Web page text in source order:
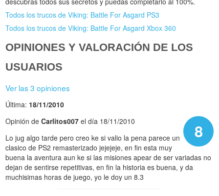
Todos los trucos de Viking: Battle For Asgard PS3
Todos los trucos de Viking: Battle For Asgard Xbox 360
OPINIONES Y VALORACIÓN DE LOS
USUARIOS
Ver las 3 opiniones
Última: 18/11/2010
8
Opinión deCarlitos007 el día 18/11/2010
Lo jug algo tarde pero creo ke si valio la pena parece un
clasico de PS2 remasterizado jejejeje, en fin esta muy
buena la aventura aun ke si las misiones apear de ser variadas no
dejan de sentirse repetitivas, en fin la historia es buena, y da
muchisimas horas de juego, yo le doy un 8.3